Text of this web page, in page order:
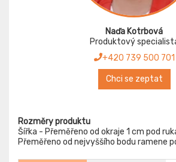
Naďa Kotrbová
Produktový
+420 739 500 701
Chci se zeptat
Rozměry produktu
Šířka - Přeměřeno od okraje 1 cm pod
Přeměřeno od nejvyššího bodu ramene